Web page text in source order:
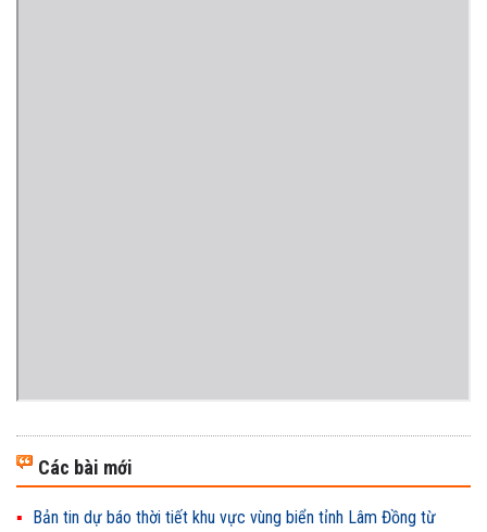
Các bài mới
Bản tin dự báo thời tiết khu vực vùng biển tỉnh Lâm Đồng từ